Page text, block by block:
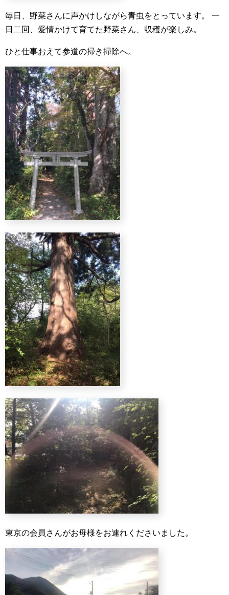
毎日、野菜さんに声かけしながら青虫をとっています。
一
日二回、愛情かけて育てた野菜さん、収穫が楽しみ。
ひと仕事おえて参道の掃き掃除へ。
東京の会員さんがお母様をお連れくださいました。